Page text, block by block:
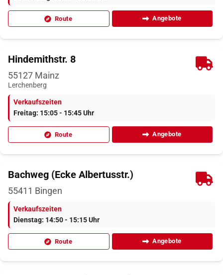
Route Angebote
Hindemithstr. 8
55127 Mainz
Lerchenberg
Verkaufszeiten
Freitag: 15:05 - 15:45 Uhr
Route Angebote
Bachweg (Ecke Albertusstr.)
55411 Bingen
Verkaufszeiten
Dienstag: 14:50 - 15:15 Uhr
Route Angebote